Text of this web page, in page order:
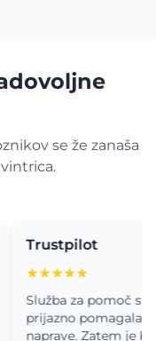
se že zanaša
Trustpilot
★★★★★
Služba za pomoč
prijazno pomagala pri
naprave. Zatem je bila